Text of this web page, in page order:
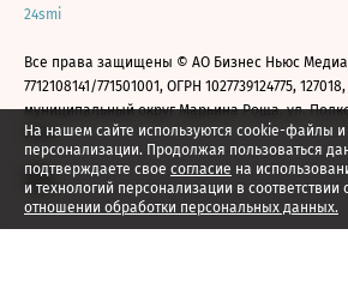
На нашем сайте используются cookie-файлы и
персонализации. Продолжая пользоваться
подтверждаете свое согласие на
и технологий персонализации в соответствии
отношении обработки персональных данных.
24smi
Все права защищены © АО Бизнес Ньюс
7712108141/771501001, ОГРН 1027739124775,
муниципальный округ Марьина Роща, ул.
2026